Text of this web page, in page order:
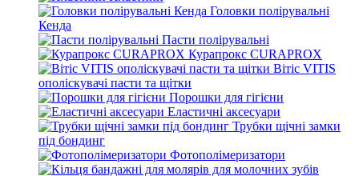
Головки полірувальні
Кенда
Пасти полірувальні
Курапрокс CURAPROX
Вітіс VITIS
ополіскувачі пасти та щітки
Порошки для гігієни
Еластичні аксесуари
Трубки щічні замки
під бондинг
Фотополімеризатори